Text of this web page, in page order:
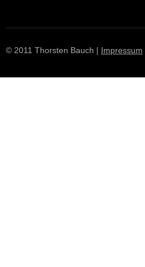
© 2011 Thorsten Bauch | Impressum